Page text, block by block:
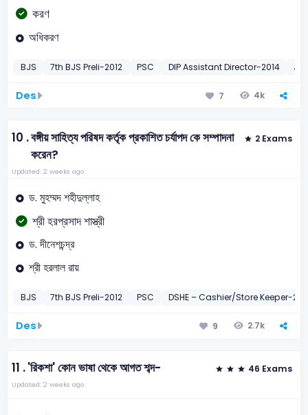
করণ
অধিকরণ
BJS 7th BJS Preli-2012 PSC DIP Assistant Director-2014 JB
Des 7 4k
10 .বঙ্গীয় সাহিত্য পরিষদ কর্তৃক প্রকাশিত চর্যাপদ কে সম্পাদনা
করেন?
2 Exams
Updated: 2 weeks ago
ড. মুহম্মদ শহীদুল্লাহ
শ্রী হরপ্রসাদ শাস্ত্রী
ড. দীনেশচন্দ্র
শ্রী হরলাল রায়
BJS 7th BJS Preli-2012 PSC DSHE – Cashier/Store Keeper-
Des 9 2.7k
11 .'রিকশা' কোন ভাষা থেকে আগত শব্দ- 46 Exams
Updated: 2 weeks ago